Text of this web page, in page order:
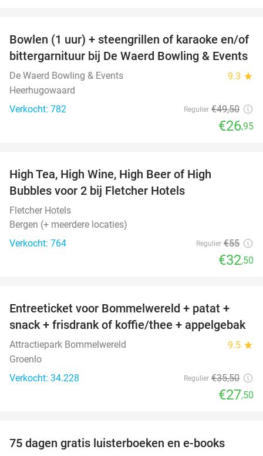
46%
Bowlen (1 uur) + steengrillen of karaoke en/of
bittergarnituur bij De Waerd Bowling & Events
De Waerd Bowling & Events 9.3 star
Heerhugowaard
Verkocht: 782
Regulier €49,50
€26,95
High Tea, High Wine, High Beer of High
Bubbles voor 2 bij Fletcher Hotels
Fletcher Hotels
Bergen (+ meerdere locaties)
Verkocht: 764
Regulier €55
€32,50
23%
Entreeticket voor Bommelwereld + patat +
snack + frisdrank of koffie/thee + appelgebak
Attractiepark Bommelwereld 9.5 star
Groenlo
Verkocht: 34.228
Regulier €35,50
€27,50
75 dagen gratis luisterboeken en e-books